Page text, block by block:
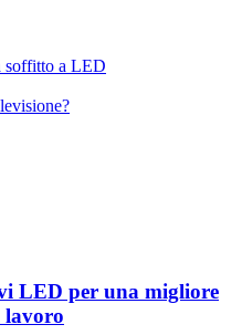
soffitto a LED
LED per una migliore
lavoro